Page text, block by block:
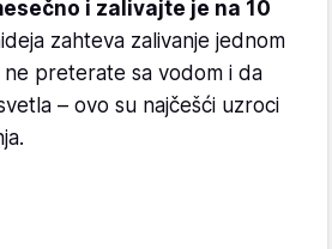
i zalivajte je na 10
zahteva zalivanje jednom
preterate sa vodom i da
– ovo su najčešći uzroci